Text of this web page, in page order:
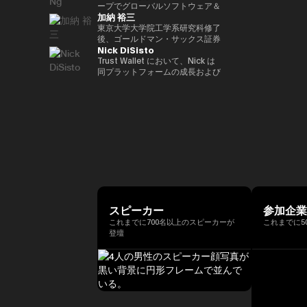
資産の可能性を明確に見据えた
Yat氏は、Animoca Brandsをブ
ロックチェーン、ゲーム、NFT、
そしてオープン・メタバース分野
におけるリーダー的地位へと迅速
に導きました。Animoca Brands
はNFTを中心とした複数の子会社
Entrepreneur of the Year」、さ
らにCointelegraphによる「ブロ
ックチェーン業界で注目すべき
100人」の一人にも選ばれていま
す。 また、Yat氏はクラシック音
楽の正式な訓練を受けた音楽家で
もあり、BAFTA（英国映画テレ
ビ芸術アカデミー）のアドバイザ
リーボードメンバー、ならびに
Asian Youth Orchestraの理事も
れている。 ターピンは2015年に
「ビットコイン四季モデル
（Four Seasons of Bitcoin）」
を開発した人物でもあり、2024
年に Skyhorse Publishing から
刊行された著書『Bitcoin
Supercycle』は高い評価を受
明期におけるマーケティングの先
駆者として、The Motley Fool、
America Online Greenhouse、
Earthlink の立ち上げをはじめ、
数十に及ぶ著名なインターネット
ブランドの成長に関与した。 学
歴としては、ニューヨーク州立大
学バッファロー校にてクリエイテ
ィブ・ライティングの修士号を取
得。シラキュース大学にて二つの
（バーゼル規制担当）、国際局企
画役等を歴任。財務省では国際機
構課企画官として国際金融
（FATF、FSB等）を担当。 一橋
大学法学部卒業。ハーバード大学
でComputer Science for AIを履
修。
経済・金融関係のさらなる強化に
取り組んでいます。 中央銀行、
銀行監督当局、ならびに欧州中央
銀行（ECB）や欧州投資銀行
（EIB）を含む国際金融機関にお
いて15年以上の経験を有し、金
融規制、ガバナンス、コンプライ
2022年 ソニー銀行入社、現在は
ソニー銀行 DX事業企画部長とし
てweb3関連の新規事業企画を推
進。
ィング業務に従事。 その後、株
式会社松尾研究所に参画し、機械
学習プロジェクトの企画から
PoC、開発を一貫して担当。
2022年より同社取締役に就任、
また生成AIに特化したVCファン
ドを新設。
ープでグローバルソフトウェア＆
マネージドサービスビジネスを率
いています。彼は、戦略的な
Microsoft Cloud Solution
Provider（CSP）プログラムを推
進し、Microsoftと連携して関連
するサービスソリューション全体
主要なインターネット企業とのレ
ノボのパートナーシップをグロー
バルにリードしてきました。ま
た、戦略的なAR/VRパートナー
シップも推進しました。
Terence Ngは、ソニーエレクト
ロニクス、ヒューレット・パッカ
ード、Navteq Corporation、ノ
キアなどの主要なテクノロジーブ
ランドで、マーケティング、製品
加納 裕三
東京大学大学院工学系研究科修了
後、ゴールドマン・サックス証券
株式会社等を経て、2014年に株
式会社bitFlyerを共同創業。
bitFlyer創業以降、暗号資産の国
産等取引業協会：JVCEA）を発
起人として設立。内閣官房主催の
官民データ活用推進基本計画実行
委員会にも有識者として出席。
現在、株式会社bitFlyer
Holdings代表取締役CEO、株式
会社bitFlyer 代表取締役、株式会
社bitFlyer Blockchain代表取締
役、bitFlyer USA, Inc.の
Director、株式会社Custodiem
Nick DiSisto
Trust Wallet において、Nick は
同プラットフォームの成長および
使いやすく、安全で、スケーラブ
ルなものにすることを目的として
いる。 Nick は、プロダクト、セ
キュリティ、エンジニアリング、
マーケティングといった各部門と
密接に連携しながら、ユーザー体
験とブロックチェーン技術の交差
点におけるイノベーションを推進
している。 「コードを現実世界
の価値へと変換する」ことに重点
スピーカー
これまでに700名以上のスピーカーが
登壇
参加企業
これまでに